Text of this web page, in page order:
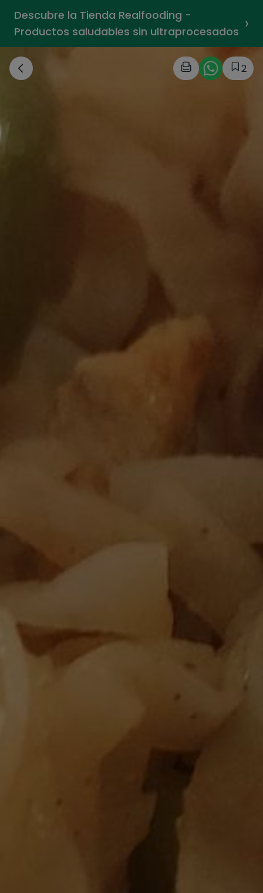
Descubre la Tienda Realfooding -
Productos saludables sin ultraprocesados ›
2